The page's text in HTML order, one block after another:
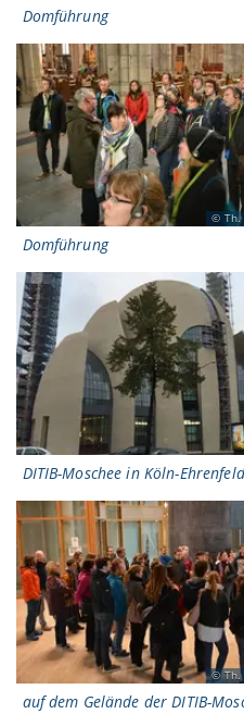
Domführung
Th.
Domführung
DITIB-Moschee in Köln-Ehrenfeld
Th.
auf dem Gelände der DITIB-